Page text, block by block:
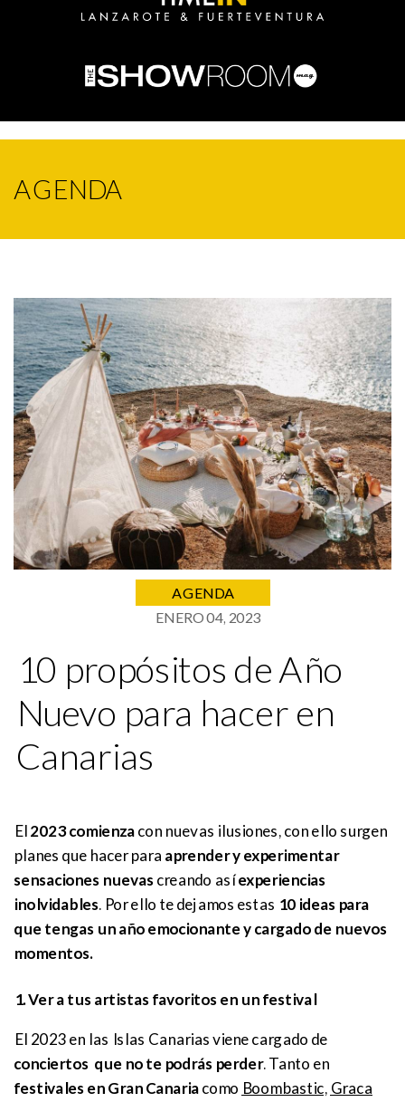
AGENDA
AGENDA
ENERO 04, 2023
10 propósitos de Año
Nuevo para hacer en
Canarias
El2023 comienzacon nuevas ilusiones, con ello surgen
planes que hacer para aprender y experimentar
sensaciones nuevascreando asíexperiencias
inolvidables. Por ello te dejamos estas 10 ideas para
que tengas un año emocionante y cargado de nuevos
momentos.
1. Ver a tus artistas favoritos en un festival
El 2023 en las Islas Canarias viene cargado de
conciertos que no te podrás perder. Tanto en
festivales en Gran Canariacomo Boombastic, Graca